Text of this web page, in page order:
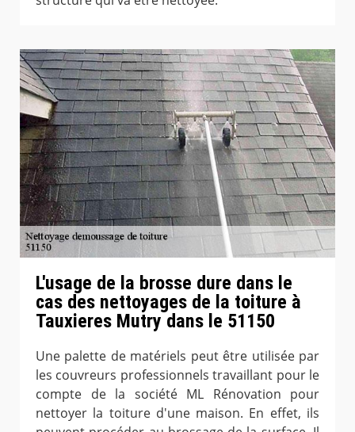
L'usage de la brosse dure dans le
cas des nettoyages de la toiture à
Tauxieres Mutry dans le 51150
Une palette de matériels peut être utilisée par
les couvreurs professionnels travaillant pour le
compte de la société ML Rénovation pour
nettoyer la toiture d'une maison. En effet, ils